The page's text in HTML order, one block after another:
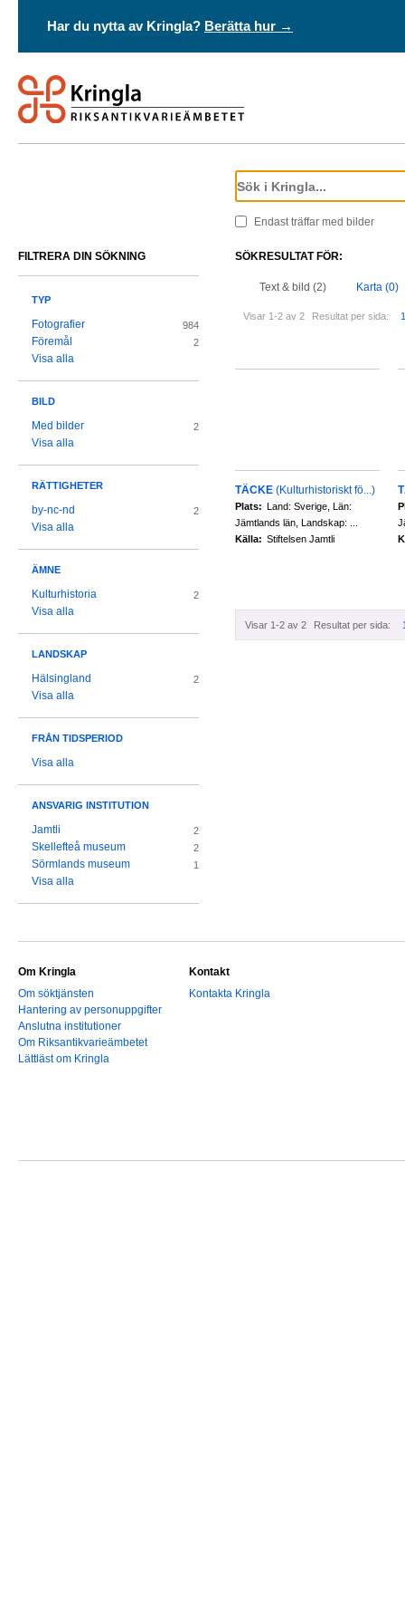
Har du nytta av Kringla? Berätta hur →
Endast träffar med bilder
SÖKRESULTAT FÖR:
Text & bild (2) Karta (0)
Visar 1-2 av 2 Resultat per sida:
TÄCKE (Kulturhistoriskt fö...)
Plats: Land: Sverige, Län:
Jämtlands län, Landskap: ...
Källa: Stiftelsen Jamtli
Visar 1-2 av 2 Resultat per sida:
FILTRERA DIN SÖKNING
TYP
Fotografier 984
Föremål 2
Visa alla
BILD
Med bilder 2
Visa alla
RÄTTIGHETER
by-nc-nd 2
Visa alla
ÄMNE
Kulturhistoria 2
Visa alla
LANDSKAP
Hälsingland 2
Visa alla
FRÅN TIDSPERIOD
Visa alla
ANSVARIG INSTITUTION
Jamtli 2
Skellefteå museum 2
Sörmlands museum 1
Visa alla
Om Kringla
Om söktjänsten
Hantering av personuppgifter
Anslutna institutioner
Om Riksantikvarieämbetet
Lättläst om Kringla
Kontakt
Kontakta Kringla